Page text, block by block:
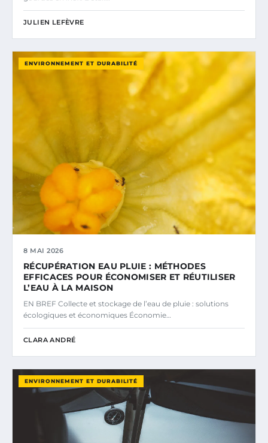
JULIEN LEFÈVRE
ENVIRONNEMENT ET DURABILITÉ
8 MAI 2026
RÉCUPÉRATION EAU PLUIE : MÉTHODES
EFFICACES POUR ÉCONOMISER ET RÉUTILISER
L’EAU À LA MAISON
EN BREF Collecte et stockage de l’eau de pluie : solutions
écologiques et économiques Économie…
CLARA ANDRÉ
ENVIRONNEMENT ET DURABILITÉ